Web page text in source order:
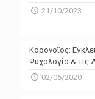
N/A
Powered by Forecast.io
21/10/2023
Κορονοϊος:
Ψυχολογία & τις
02/06/2020